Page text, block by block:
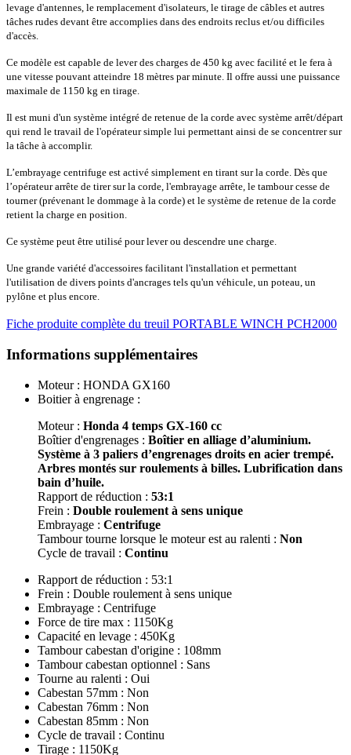
levage d'antennes, le remplacement d'isolateurs, le tirage de câbles et autres
tâches rudes devant être accomplies dans des endroits reclus et/ou difficiles
d'accès.
Ce modèle est capable de lever des charges de 450 kg avec facilité et le fera à
une vitesse pouvant atteindre 18 mètres par minute. Il offre aussi une puissance
maximale de 1150 kg en tirage.
Il est muni d'un système intégré de retenue de la corde avec système arrêt/départ
qui rend le travail de l'opérateur simple lui permettant ainsi de se concentrer sur
la tâche à accomplir.
L’embrayage centrifuge est activé simplement en tirant sur la corde. Dès que
l’opérateur arrête de tirer sur la corde, l'embrayage arrête, le tambour cesse de
tourner (prévenant le dommage à la corde) et le système de retenue de la corde
retient la charge en position.
Ce système peut être utilisé pour lever ou descendre une charge.
Une grande variété d'accessoires facilitant l'installation et permettant
l'utilisation de divers points d'ancrages tels qu'un véhicule, un poteau, un
pylône et plus encore.
Fiche produite complète du treuil PORTABLE WINCH PCH2000
Informations supplémentaires
Moteur : HONDA GX160
Boitier à engrenage :
Moteur : Honda 4 temps GX-160 cc
Boîtier d'engrenages : Boîtier en alliage d’aluminium.
Système à 3 paliers d’engrenages droits en acier trempé.
Arbres montés sur roulements à billes. Lubrification dans
bain d’huile.
Rapport de réduction : 53:1
Frein : Double roulement à sens unique
Embrayage : Centrifuge
Tambour tourne lorsque le moteur est au ralenti : Non
Cycle de travail : Continu
Rapport de réduction : 53:1
Frein : Double roulement à sens unique
Embrayage : Centrifuge
Force de tire max : 1150Kg
Capacité en levage : 450Kg
Tambour cabestan d'origine : 108mm
Tambour cabestan optionnel : Sans
Tourne au ralenti : Oui
Cabestan 57mm : Non
Cabestan 76mm : Non
Cabestan 85mm : Non
Cycle de travail : Continu
Tirage : 1150Kg